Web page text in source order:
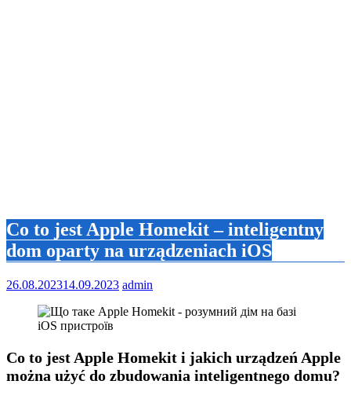
Co to jest Apple Homekit – inteligentny
dom oparty na urządzeniach iOS
26.08.202314.09.2023 admin
Co to jest Apple Homekit i jakich urządzeń Apple
można użyć do zbudowania inteligentnego domu?